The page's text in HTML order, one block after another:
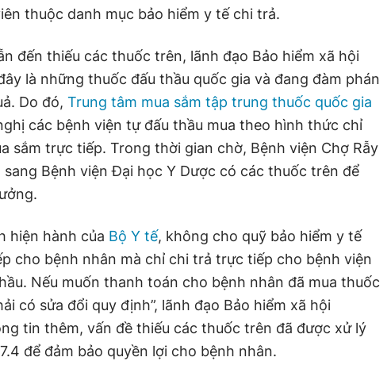
thuộc danh mục bảo hiểm y tế chi trả.
đến thiếu các thuốc trên, lãnh đạo Bảo hiểm xã hội
là những thuốc đấu thầu quốc gia và đang đàm phán
Do đó, Trung tâm mua sắm tập trung thuốc quốc gia
các bệnh viện tự đấu thầu mua theo hình thức chỉ
sắm trực tiếp. Trong thời gian chờ, Bệnh viện Chợ Rẫy
Bệnh viện Đại học Y Dược có các thuốc trên để
hiện hành của Bộ Y tế, không cho quỹ bảo hiểm y tế
cho bệnh nhân mà chỉ chi trả trực tiếp cho bệnh viện
Nếu muốn thanh toán cho bệnh nhân đã mua thuốc
có sửa đổi quy định”, lãnh đạo Bảo hiểm xã hội
tin thêm, vấn đề thiếu các thuốc trên đã được xử lý
để đảm bảo quyền lợi cho bệnh nhân.